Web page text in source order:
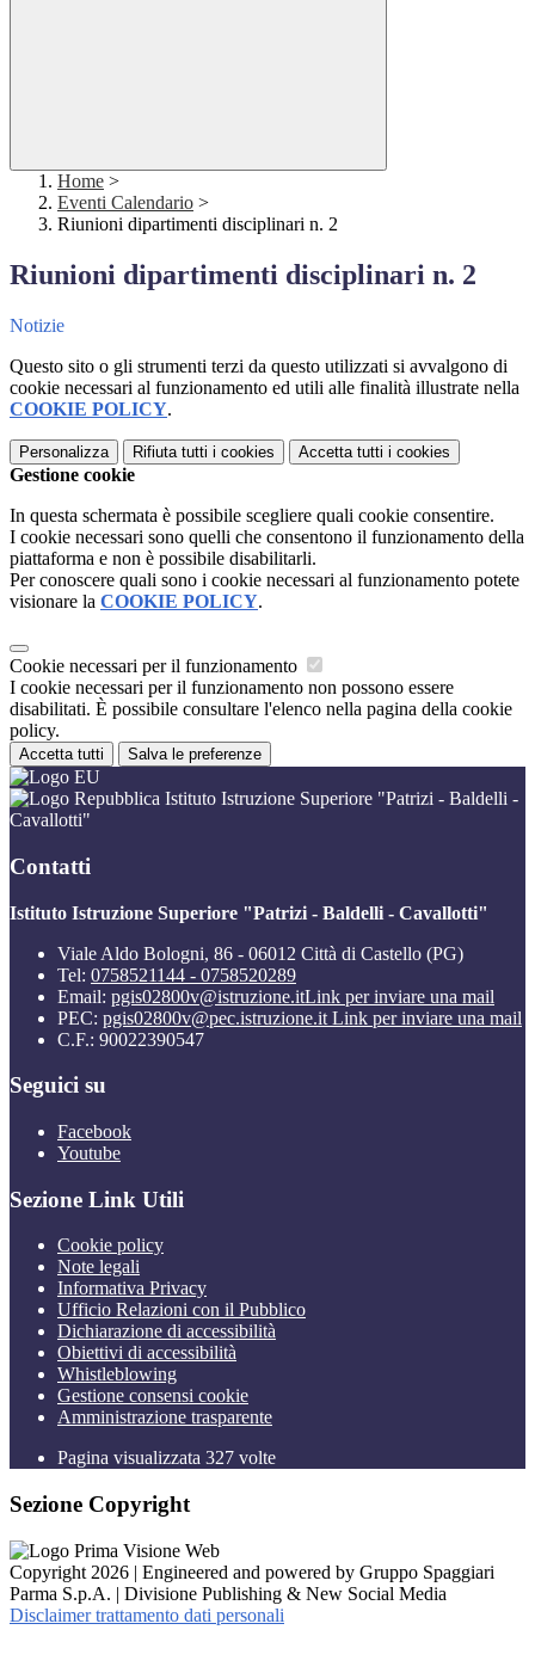
Home >
Eventi Calendario >
Riunioni dipartimenti disciplinari n. 2
Riunioni dipartimenti disciplinari n. 2
Notizie
Questo sito o gli strumenti terzi da questo utilizzati si avvalgono di
cookie necessari al funzionamento ed utili alle finalità illustrate nella
COOKIE POLICY.
Personalizza Rifiuta tutti i cookies Accetta tutti i cookies
Gestione cookie
In questa schermata è possibile scegliere quali cookie consentire.
I cookie necessari sono quelli che consentono il funzionamento della
piattaforma e non è possibile disabilitarli.
Per conoscere quali sono i cookie necessari al funzionamento potete
visionare la COOKIE POLICY.
Cookie necessari per il funzionamento
I cookie necessari per il funzionamento non possono essere
disabilitati. È possibile consultare l'elenco nella pagina della cookie
policy.
Accetta tutti Salva le preferenze
Istituto Istruzione Superiore "Patrizi - Baldelli -
Cavallotti"
Contatti
Istituto Istruzione Superiore "Patrizi - Baldelli - Cavallotti"
Viale Aldo Bologni, 86 - 06012 Città di Castello (PG)
Tel: 0758521144 - 0758520289
Email: pgis02800v@istruzione.itLink per inviare una mail
PEC: pgis02800v@pec.istruzione.it Link per inviare una mail
C.F.: 90022390547
Seguici su
Facebook
Youtube
Sezione Link Utili
Cookie policy
Note legali
Informativa Privacy
Ufficio Relazioni con il Pubblico
Dichiarazione di accessibilità
Obiettivi di accessibilità
Whistleblowing
Gestione consensi cookie
Amministrazione trasparente
Pagina visualizzata 327 volte
Sezione Copyright
Copyright 2026 | Engineered and powered by Gruppo Spaggiari
Parma S.p.A. | Divisione Publishing & New Social Media
Disclaimer trattamento dati personali